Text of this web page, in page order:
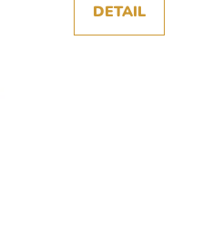
DETAIL